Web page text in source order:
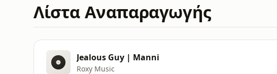
Λίστα Αναπαραγωγής
Jealous Guy | Manni
Roxy Music